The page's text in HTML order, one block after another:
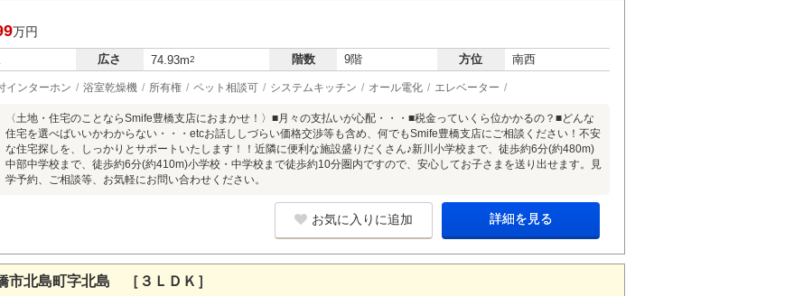
万円
広さ 74.93m2 階数 9階 方位 南西
インターホン 浴室乾燥機 所有権 ペット相談可 システムキッチン オール電化 エレベーター
〈土地・住宅のことならSmife豊橋支店におまかせ！〉■月々の支払いが心配・・・■税金っていくら位かかるの？■どんな
住宅を選べばいいかわからない・・・etcお話ししづらい価格交渉等も含め、何でもSmife豊橋支店にご相談ください！不安
な住宅探しを、しっかりとサポートいたします！！近隣に便利な施設盛りだくさん♪新川小学校まで、徒歩約6分(約480m)
中部中学校まで、徒歩約6分(約410m)小学校・中学校まで徒歩約10分圏内ですので、安心してお子さまを送り出せます。見
学予約、ご相談等、お気軽にお問い合わせください。
お気に入りに追加 詳細を見る
北島町字北島 ［３ＬＤＫ］